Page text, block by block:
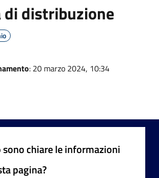
di distribuzione
: 20 marzo 2024, 10:34
sono chiare le informazioni
pagina?